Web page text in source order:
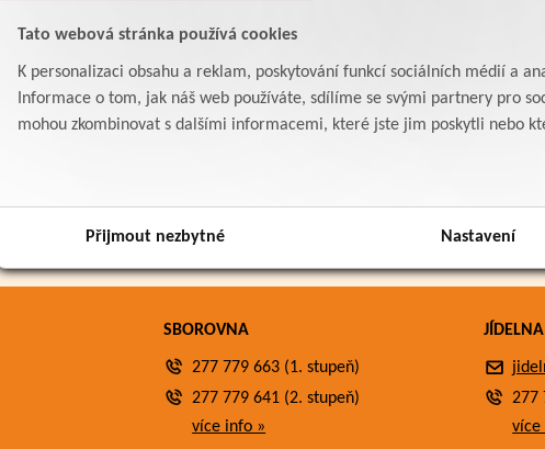
Tato webová stránka používá cookies
K personalizaci obsahu a reklam, poskytování funkcí sociálních médií a
Informace o tom, jak náš web používáte, sdílíme se svými partnery pro
mohou zkombinovat s dalšími informacemi, které jste jim poskytli nebo
Přijmout nezbytné Nastavení
SBOROVNA
277 779 663 (1. stupeň)
277 779 641 (2. stupeň)
více info »
JÍDELNA
277
více